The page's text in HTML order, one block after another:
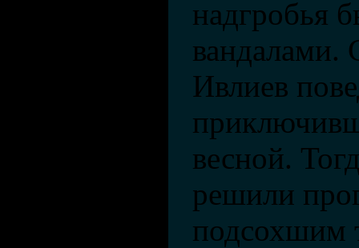
надгробья
вандалами.
Ивлиев
весной.
решили
подсохшим